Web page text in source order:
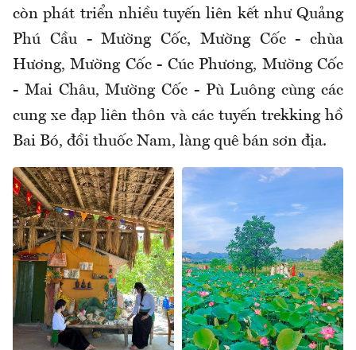
còn phát triển nhiều tuyến liên kết như Quảng
Phú Cầu - Mường Cốc, Mường Cốc - chùa
Hương, Mường Cốc - Cúc Phương, Mường Cốc
- Mai Châu, Mường Cốc - Pù Luông cùng các
cung xe đạp liên thôn và các tuyến trekking hồ
Bai Bó, đồi thuốc Nam, làng quê bán sơn địa.